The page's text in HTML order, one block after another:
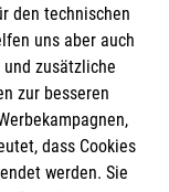
viele
Wir
den technischen
uns aber auch
zusätzliche
zur besseren
dass Cookies
werden. Sie